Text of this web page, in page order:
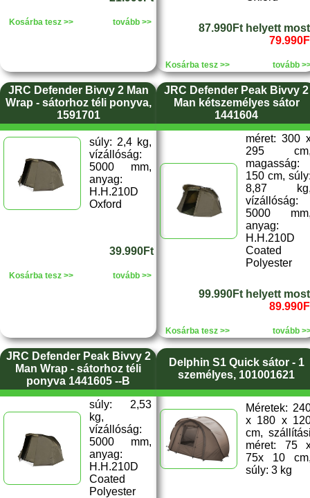
Kosárba tesz >> tovább >>
87.990Ft helyett
Kosárba tesz >> tovább
JRC Defender Bivvy 2 Man
Wrap - sátorhoz téli ponyva,
1591701
súly: 2,4 kg,
vízállóság:
5000 mm,
anyag:
H.H.210D
Oxford
39.990Ft
Kosárba tesz >> tovább >>
JRC Defender Peak Bivvy 2
Man kétszemélyes sátor
1441604
méret: 300
295
magasság:
150 cm,
8,87
vízállóság:
5000
anyag:
H.H.210D
Coated
Polyester
99.990Ft helyett
Kosárba tesz >> tovább
JRC Defender Peak Bivvy 2
Man Wrap - sátorhoz téli
ponyva 1441605 --B
súly: 2,53
kg,
vízállóság:
5000 mm,
anyag:
H.H.210D
Coated
Polyester
Delphin S1 Quick sátor - 1
személyes, 101001621
Méretek:
x 180 x
cm,
méret: 75
75x 10
súly: 3 kg